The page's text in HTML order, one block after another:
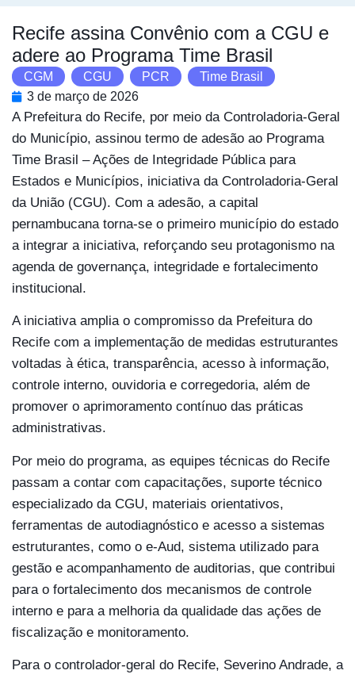
Recife assina Convênio com a CGU e
adere ao Programa Time Brasil
CGM CGU PCR
Time Brasil
3 de março de 2026
A Prefeitura do Recife, por meio da Controladoria-Geral
do Município, assinou termo de adesão ao Programa
Time Brasil – Ações de Integridade Pública para
Estados e Municípios, iniciativa da Controladoria-Geral
da União (CGU). Com a adesão, a capital
pernambucana torna-se o primeiro município do estado
a integrar a iniciativa, reforçando seu protagonismo na
agenda de governança, integridade e fortalecimento
institucional.
A iniciativa amplia o compromisso da Prefeitura do
Recife com a implementação de medidas estruturantes
voltadas à ética, transparência, acesso à informação,
controle interno, ouvidoria e corregedoria, além de
promover o aprimoramento contínuo das práticas
administrativas.
Por meio do programa, as equipes técnicas do Recife
passam a contar com capacitações, suporte técnico
especializado da CGU, materiais orientativos,
ferramentas de autodiagnóstico e acesso a sistemas
estruturantes, como o e-Aud, sistema utilizado para
gestão e acompanhamento de auditorias, que contribui
para o fortalecimento dos mecanismos de controle
interno e para a melhoria da qualidade das ações de
fiscalização e monitoramento.
Para o controlador-geral do Recife, Severino Andrade, a